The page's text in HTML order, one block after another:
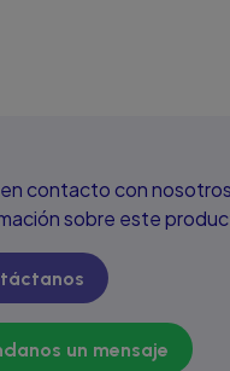
contacto con
sobre este
un mensaje